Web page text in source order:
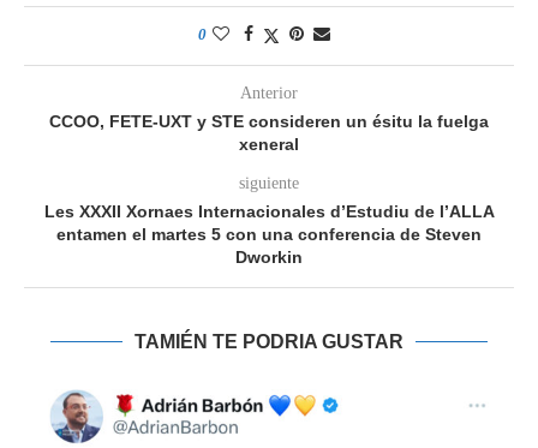
0
Anterior
CCOO, FETE-UXT y STE consideren un ésitu la fuelga
xeneral
siguiente
Les XXXII Xornaes Internacionales d’Estudiu de l’ALLA
entamen el martes 5 con una conferencia de Steven
Dworkin
TAMIÉN TE PODRIA GUSTAR